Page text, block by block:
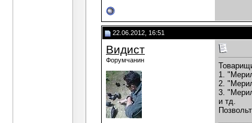
22.06.2012, 16:51
Видист
Форумчанин
1.
2.
3.
и тд.